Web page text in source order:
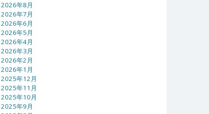
2026年8月
2026年7月
2026年6月
2026年5月
2026年4月
2026年3月
2026年2月
2026年1月
2025年12月
2025年11月
2025年10月
2025年9月